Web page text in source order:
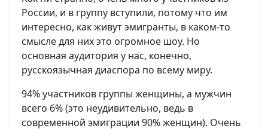
России, и в группу вступили, потому что им
интересно, как живут эмигранты, в каком-то
смысле для них это огромное шоу. Но
основная аудитория у нас, конечно,
русскоязычная диаспора по всему миру.
94% участников группы женщины, а мужчин
всего 6% (это неудивительно, ведь в
современной эмиграции 90% женщин). Очень